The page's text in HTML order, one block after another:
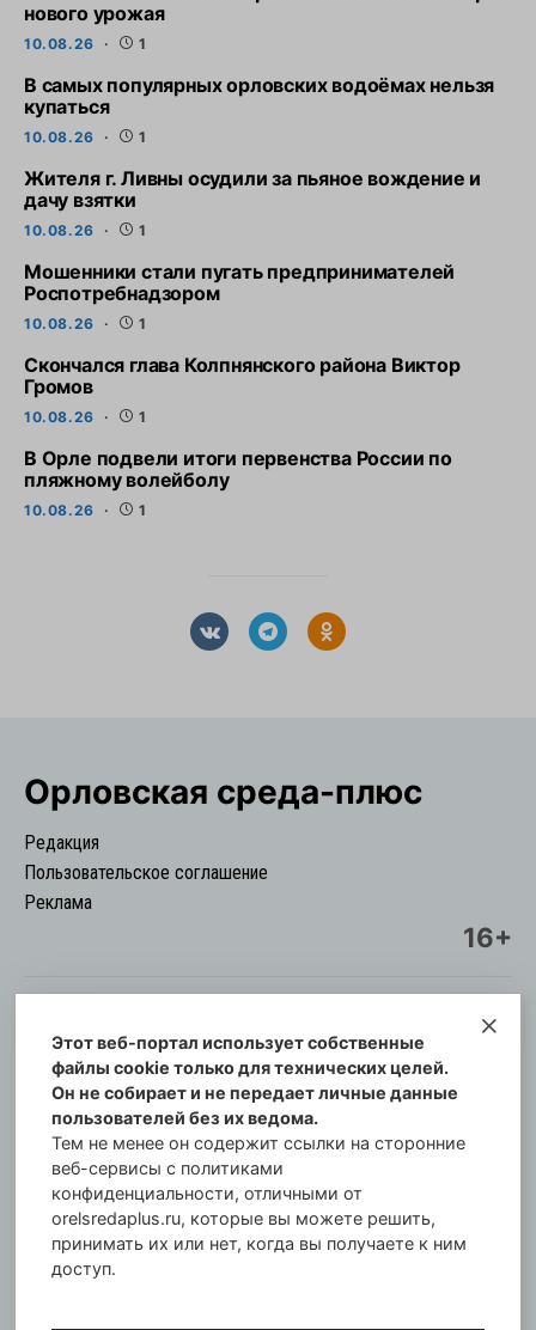
нового урожая
10.08.26 1
В самых популярных орловских водоёмах нельзя
купаться
10.08.26 1
Жителя г. Ливны осудили за пьяное вождение и
дачу взятки
10.08.26 1
Мошенники стали пугать предпринимателей
Роспотребнадзором
10.08.26 1
Скончался глава Колпнянского района Виктор
Громов
10.08.26 1
В Орле подвели итоги первенства России по
пляжному волейболу
10.08.26 1
Орловская cреда-плюс
Редакция
Пользовательское соглашение
Реклама
16+
© Информационный городской портал
Орловская cреда-плюс, 2021-2026
Свидетельство о регистрации СМИ: ПИ №57-
00254 от 29 октября 2013 г.
Газета зарегистрирована Управлением
Федеральной службы по надзору в сфере связи,
информационных технологий и массовых
коммуникаций по Орловской области.
Главный редактор: Татьяна Филёва
Этот веб-портал использует собственные
файлы cookie только для технических целей.
Он не собирает и не передает личные данные
пользователей без их ведома.
Тем не менее он содержит ссылки на сторонние
веб-сервисы с политиками
конфиденциальности, отличными от
orelsredaplus.ru, которые вы можете решить,
принимать их или нет, когда вы получаете к ним
доступ.